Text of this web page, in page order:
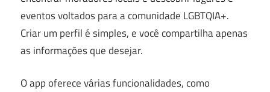
eventos voltados para a comunidade LGBTQIA+.
Criar um perfil é simples, e você compartilha apenas
as informações que desejar.
O app oferece várias funcionalidades, como